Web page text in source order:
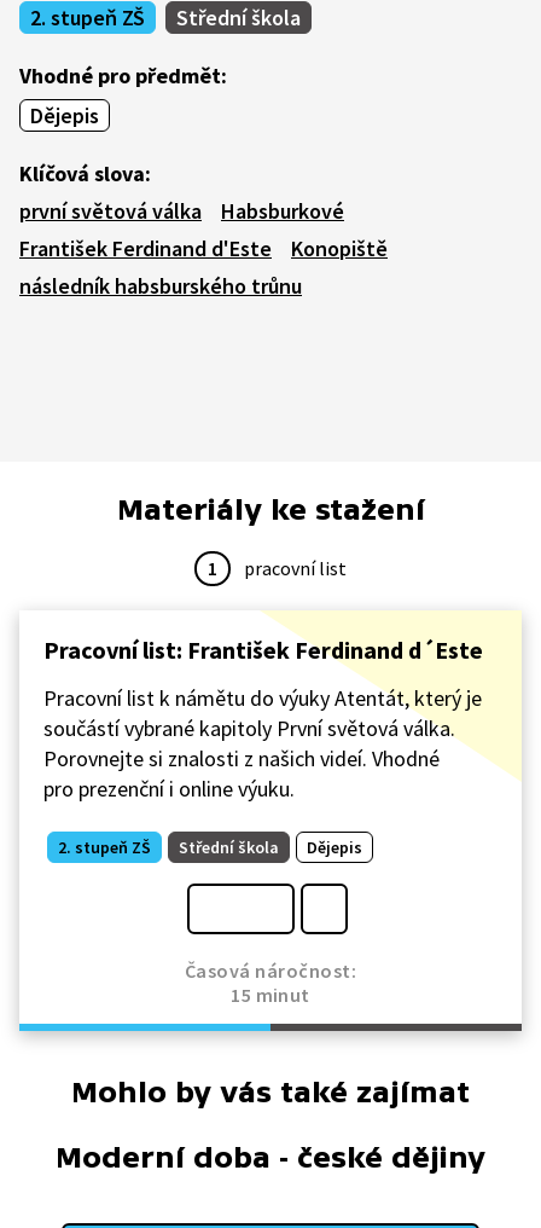
2. stupeň ZŠ
Střední škola
Vhodné pro předmět:
Dějepis
Klíčová slova:
první světová válka
Habsburkové
František Ferdinand d'Este
Konopiště
následník habsburského trůnu
Materiály ke stažení
1 pracovní list
Pracovní list: František Ferdinand d´Este
Pracovní list k námětu do výuky Atentát, který je
součástí vybrané kapitoly První světová válka.
Porovnejte si znalosti z našich videí. Vhodné
pro prezenční i online výuku.
2. stupeň ZŠ Střední škola Dějepis
Časová náročnost:
15 minut
Mohlo by vás také zajímat
Moderní doba - české dějiny